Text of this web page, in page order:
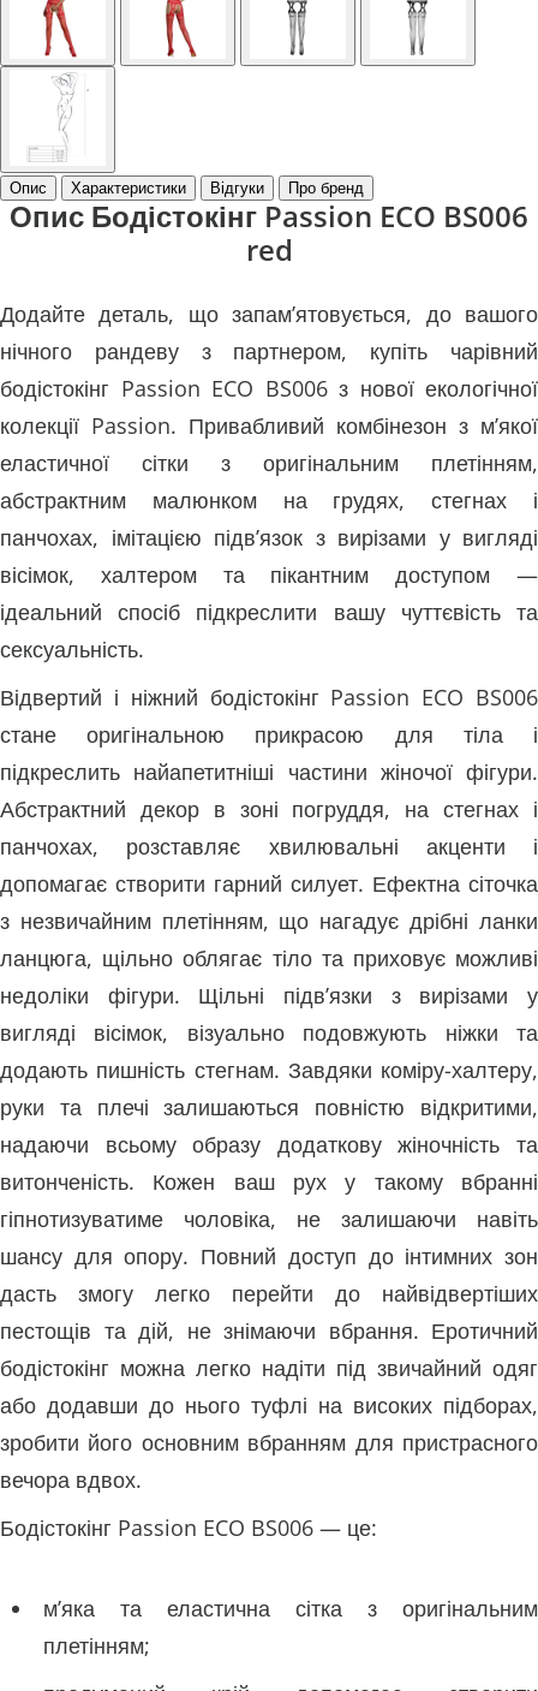
Опис Характеристики Відгуки Про бренд
Опис Бодістокінг Passion ECO BS006
red
Додайте деталь, що запам’ятовується, до вашого
нічного рандеву з партнером, купіть чарівний
бодістокінг Passion ECO BS006 з нової екологічної
колекції Passion. Привабливий комбінезон з м’якої
еластичної сітки з оригінальним плетінням,
абстрактним малюнком на грудях, стегнах і
панчохах, імітацією підв’язок з вирізами у вигляді
вісімок, халтером та пікантним доступом —
ідеальний спосіб підкреслити вашу чуттєвість та
сексуальність.
Відвертий і ніжний бодістокінг Passion ECO BS006
стане оригінальною прикрасою для тіла і
підкреслить найапетитніші частини жіночої фігури.
Абстрактний декор в зоні погруддя, на стегнах і
панчохах, розставляє хвилювальні акценти і
допомагає створити гарний силует. Ефектна сіточка
з незвичайним плетінням, що нагадує дрібні ланки
ланцюга, щільно облягає тіло та приховує можливі
недоліки фігури. Щільні підв’язки з вирізами у
вигляді вісімок, візуально подовжують ніжки та
додають пишність стегнам. Завдяки коміру-халтеру,
руки та плечі залишаються повністю відкритими,
надаючи всьому образу додаткову жіночність та
витонченість. Кожен ваш рух у такому вбранні
гіпнотизуватиме чоловіка, не залишаючи навіть
шансу для опору. Повний доступ до інтимних зон
дасть змогу легко перейти до найвідвертіших
пестощів та дій, не знімаючи вбрання. Еротичний
бодістокінг можна легко надіти під звичайний одяг
або додавши до нього туфлі на високих підборах,
зробити його основним вбранням для пристрасного
вечора вдвох.
Бодістокінг Passion ECO BS006 — це:
м’яка та еластична сітка з оригінальним
плетінням;